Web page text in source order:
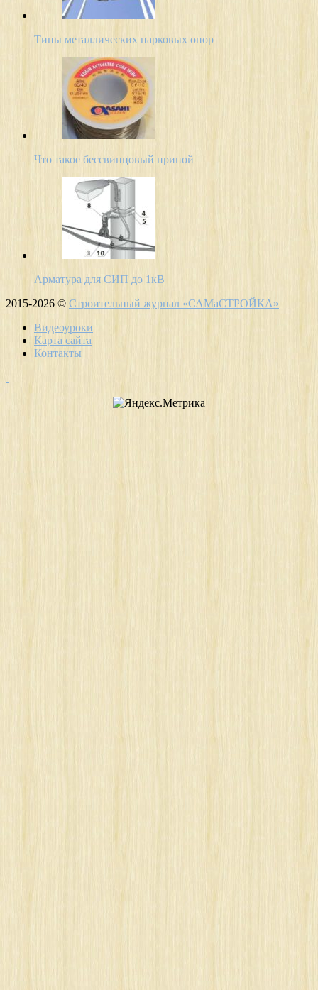
Типы металлических парковых опор
Что такое бессвинцовый припой
Арматура для СИП до 1кВ
2015-2026 © Строительный журнал «САМаСТРОЙКА»
Видеоуроки
Карта сайта
Контакты